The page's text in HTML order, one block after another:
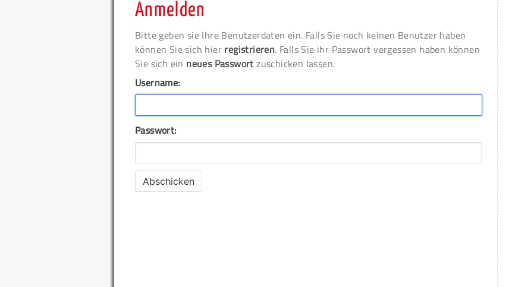
Anmelden
Bitte geben sie Ihre Benutzerdaten ein. Falls Sie noch keinen Benutzer haben
können Sie sich hier registrieren. Falls Sie ihr Passwort vergessen haben können
Sie sich ein neues Passwort zuschicken lassen.
Username:
Passwort: